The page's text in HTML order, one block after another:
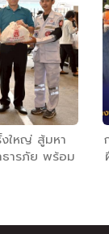
ใหญ่ สู้มหา
ธารภัย พร้อม